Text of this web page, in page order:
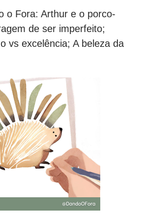
o Fora: Arthur e o porco-
de ser imperfeito;
vs excelência; A beleza da